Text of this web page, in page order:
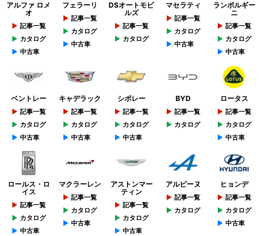
アルファ ロメ
オ
記事一覧
カタログ
中古車
フェラーリ
記事一覧
カタログ
中古車
DSオートモビ
ルズ
記事一覧
カタログ
マセラティ
記事一覧
カタログ
中古車
ランボルギー
ニ
記事一覧
カタログ
中古車
ベントレー
記事一覧
カタログ
中古車
キャデラック
記事一覧
カタログ
中古車
シボレー
記事一覧
カタログ
中古車
BYD
記事一覧
カタログ
ロータス
記事一覧
カタログ
中古車
ロールス・ロ
イス
記事一覧
カタログ
中古車
マクラーレン
記事一覧
カタログ
中古車
アストンマー
ティン
記事一覧
カタログ
中古車
アルピーヌ
記事一覧
カタログ
ヒョンデ
記事一覧
カタログ
中古車